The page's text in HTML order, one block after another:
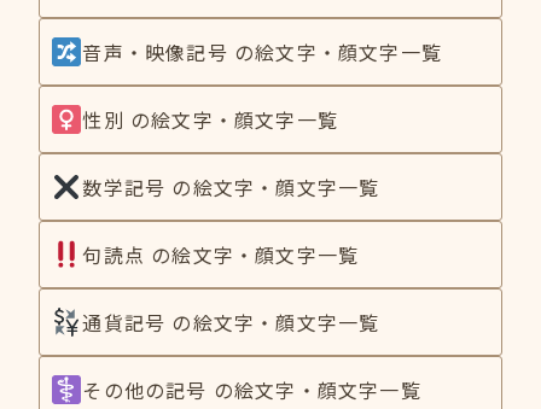
音声・映像記号 の絵文字・顔文字一覧
性別 の絵文字・顔文字一覧
数学記号 の絵文字・顔文字一覧
句読点 の絵文字・顔文字一覧
通貨記号 の絵文字・顔文字一覧
その他の記号 の絵文字・顔文字一覧